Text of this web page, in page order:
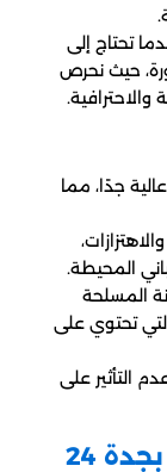
تحتاج إلى
حيث نحرص
جدًا، مما
المحيطة.
المسلحة
تحتوي على
التأثير على
شركة قص وتخريم خرسانة بجدة 24